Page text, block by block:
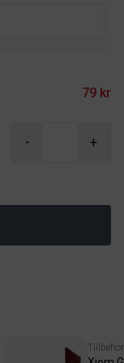
79 kr
- +
Tillbehör